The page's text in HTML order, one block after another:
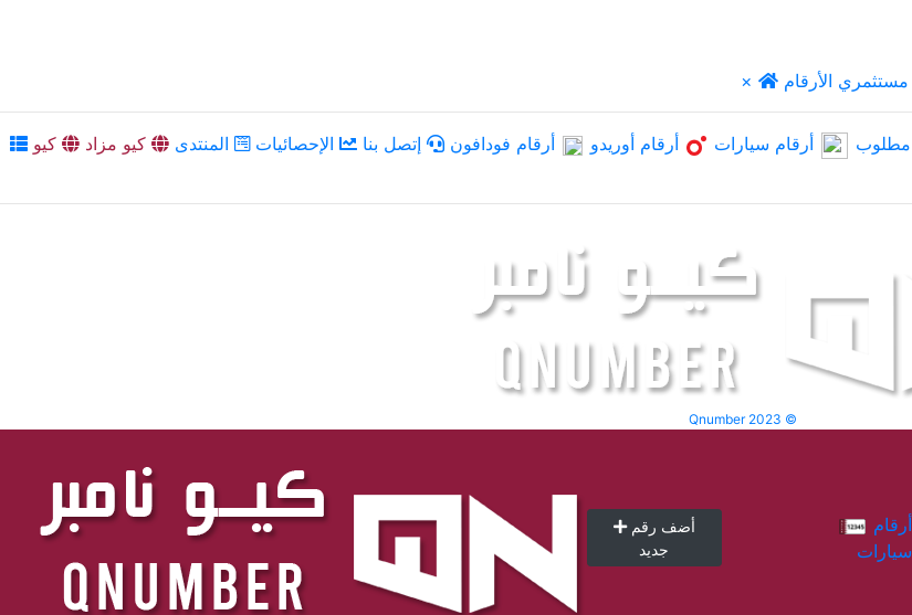
× مستثمري الأرقام
مطلوب أرقام سيارات أرقام أوريدو أرقام فودافون إتصل بنا الإحصائيات المنتدى كيو مزاد
كيو
Qnumber 2023 ©
أضف رقم
جديد
سيارات